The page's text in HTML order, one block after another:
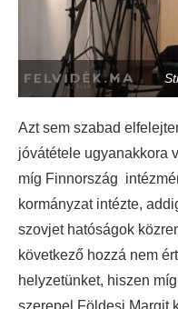
Azt sem szabad
jóvátétele ugyanakkora
míg Finnország
kormányzat intézte,
szovjet hatóságok
következő hozzá nem
helyzetünket, hiszen